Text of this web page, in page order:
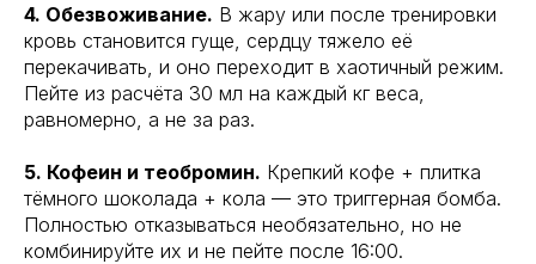
4. Обезвоживание. В жару или после тренировки
кровь становится гуще, сердцу тяжело её
перекачивать, и оно переходит в хаотичный режим.
Пейте из расчёта 30 мл на каждый кг веса,
равномерно, а не за раз.
5. Кофеин и теобромин. Крепкий кофе + плитка
тёмного шоколада + кола — это триггерная бомба.
Полностью отказываться необязательно, но не
комбинируйте их и не пейте после 16:00.